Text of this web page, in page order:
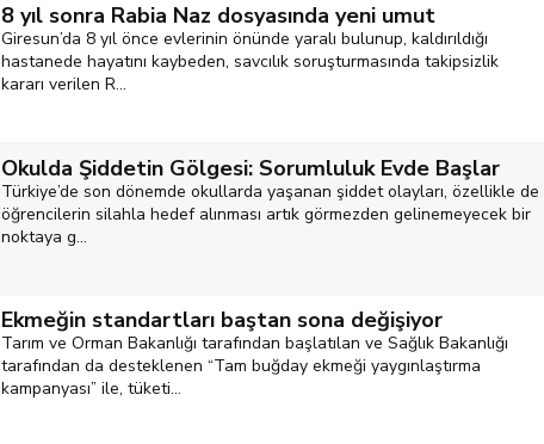
8 yıl sonra Rabia Naz dosyasında yeni umut
Giresun’da 8 yıl önce evlerinin önünde yaralı bulunup, kaldırıldığı
hastanede hayatını kaybeden, savcılık soruşturmasında takipsizlik
kararı verilen R...
Okulda Şiddetin Gölgesi: Sorumluluk Evde Başlar
Türkiye’de son dönemde okullarda yaşanan şiddet olayları, özellikle de
öğrencilerin silahla hedef alınması artık görmezden gelinemeyecek bir
noktaya g...
Ekmeğin standartları baştan sona değişiyor
Tarım ve Orman Bakanlığı tarafından başlatılan ve Sağlık Bakanlığı
tarafından da desteklenen “Tam buğday ekmeği yaygınlaştırma
kampanyası” ile, tüketi...